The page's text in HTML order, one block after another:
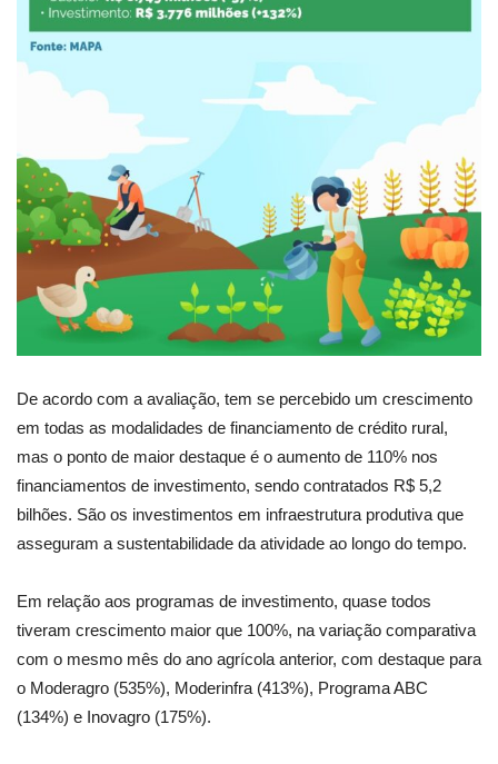
De acordo com a avaliação, tem se percebido um crescimento
em todas as modalidades de financiamento de crédito rural,
mas o ponto de maior destaque é o aumento de 110% nos
financiamentos de investimento, sendo contratados R$ 5,2
bilhões. São os investimentos em infraestrutura produtiva que
asseguram a sustentabilidade da atividade ao longo do tempo.
Em relação aos programas de investimento, quase todos
tiveram crescimento maior que 100%, na variação comparativa
com o mesmo mês do ano agrícola anterior, com destaque para
o Moderagro (535%), Moderinfra (413%), Programa ABC
(134%) e Inovagro (175%).